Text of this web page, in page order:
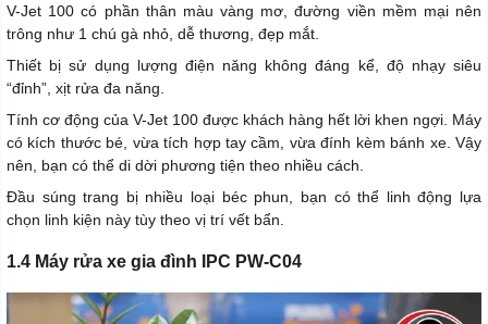
V-Jet 100 có phần thân màu vàng mơ, đường viền mềm mại nên
trông như 1 chú gà nhỏ, dễ thương, đẹp mắt.
Thiết bị sử dụng lượng điện năng không đáng kể, độ nhạy siêu
“đỉnh”, xịt rửa đa năng.
Tính cơ động của V-Jet 100 được khách hàng hết lời khen ngợi. Máy
có kích thước bé, vừa tích hợp tay cầm, vừa đính kèm bánh xe. Vậy
nên, bạn có thể di dời phương tiện theo nhiều cách.
Đầu súng trang bị nhiều loại béc phun, bạn có thể linh động lựa
chọn linh kiện này tùy theo vị trí vết bẩn.
1.4 Máy rửa xe gia đình IPC PW-C04